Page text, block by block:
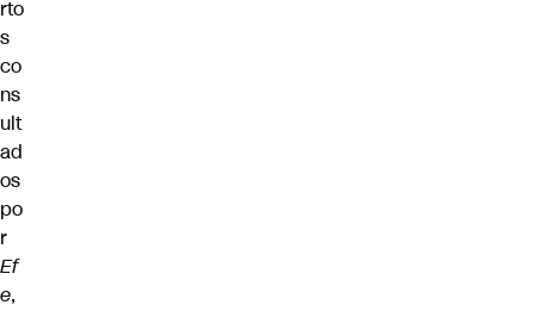
rto
s
co
ns
ult
ad
os
po
r
Ef
e,